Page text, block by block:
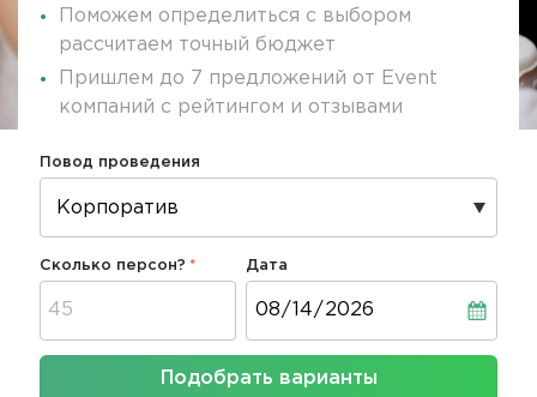
Поможем определиться с выбором
рассчитаем точный бюджет
Пришлем до 7 предложений от Event
компаний с рейтингом и отзывами
Повод проведения
Сколько персон? Дата
Подобрать варианты